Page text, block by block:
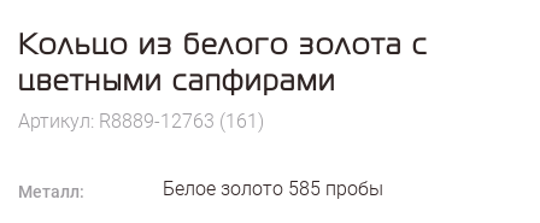
Кольцо из белого золота с
цветными сапфирами
Артикул: R8889-12763 (161)
Металл: Белое золото 585 пробы